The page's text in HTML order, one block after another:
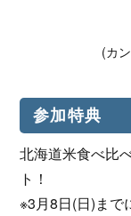
(カ
参加特典
北海道米食べ比
ト！
※3月8日(日)まで